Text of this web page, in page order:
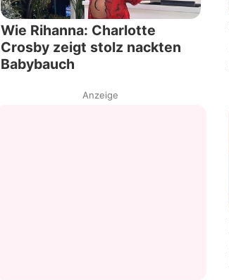
Wie Rihanna: Charlotte
Crosby zeigt stolz nackten
Babybauch
Anzeige